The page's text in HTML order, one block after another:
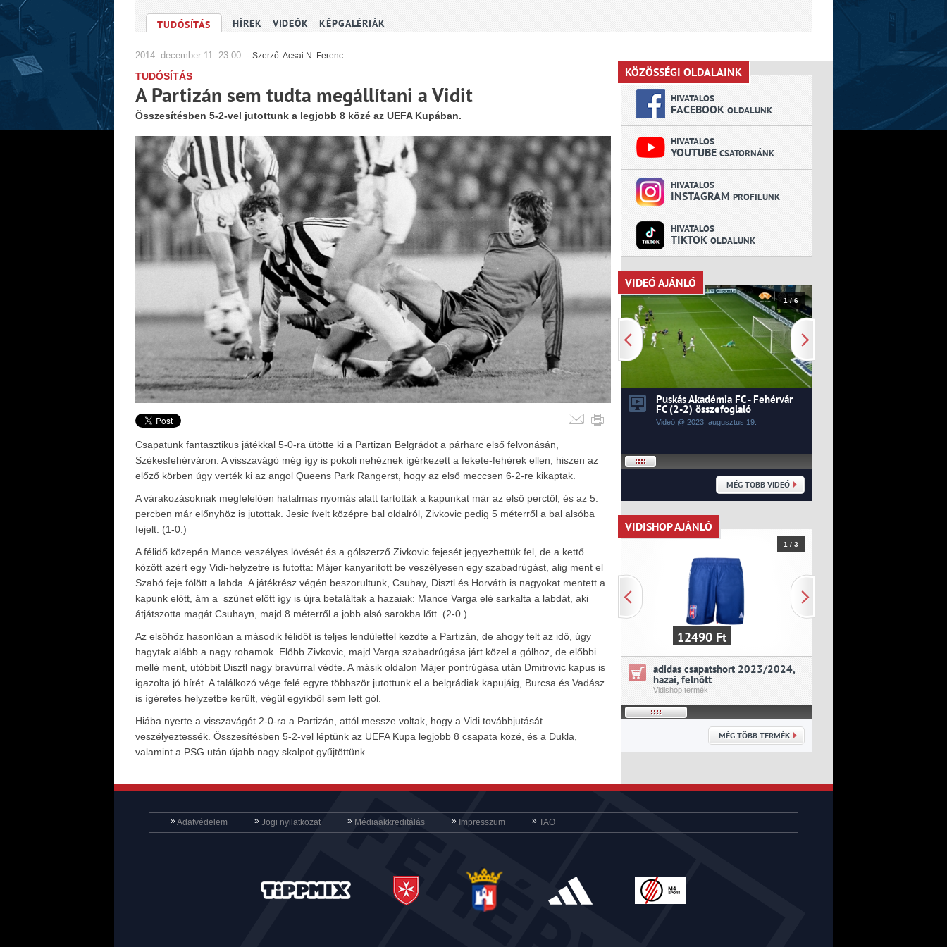
TUDÓSÍTÁS HÍREK VIDEÓK KÉPGALÉRIÁK
2014. december 11. 23:00 - Szerző: Acsai N. Ferenc -
TUDÓSÍTÁS
A Partizán sem tudta megállítani a Vidit
Összesítésben 5-2-vel jutottunk a legjobb 8 közé az UEFA Kupában.
Csapatunk fantasztikus játékkal 5-0-ra ütötte ki a Partizan Belgrádot a párharc első felvonásán,
Székesfehérváron. A visszavágó még így is pokoli nehéznek ígérkezett a fekete-fehérek ellen, hiszen az
előző körben úgy verték ki az angol Queens Park Rangerst, hogy az első meccsen 6-2-re kikaptak.
A várakozásoknak megfelelően hatalmas nyomás alatt tartották a kapunkat már az első perctől, és az 5.
percben már előnyhöz is jutottak. Jesic ívelt középre bal oldalról, Zivkovic pedig 5 méterről a bal alsóba
fejelt. (1-0.)
A félidő közepén Mance veszélyes lövését és a gólszerző Zivkovic fejesét jegyezhettük fel, de a kettő
között azért egy Vidi-helyzetre is futotta: Májer kanyarított be veszélyesen egy szabadrúgást, alig ment el
Szabó feje fölött a labda. A játékrész végén beszorultunk, Csuhay, Disztl és Horváth is nagyokat mentett a
kapunk előtt, ám a szünet előtt így is újra betaláltak a hazaiak: Mance Varga elé sarkalta a labdát, aki
átjátszotta magát Csuhayn, majd 8 méterről a jobb alsó sarokba lőtt. (2-0.)
Az elsőhöz hasonlóan a második félidőt is teljes lendülettel kezdte a Partizán, de ahogy telt az idő, úgy
hagytak alább a nagy rohamok. Előbb Zivkovic, majd Varga szabadrúgása járt közel a gólhoz, de előbbi
mellé ment, utóbbit Disztl nagy bravúrral védte. A másik oldalon Májer pontrúgása után Dmitrovic kapus is
igazolta jó hírét. A találkozó vége felé egyre többször jutottunk el a belgrádiak kapujáig, Burcsa és Vadász
is ígéretes helyzetbe került, végül egyikből sem lett gól.
Hiába nyerte a visszavágót 2-0-ra a Partizán, attól messze voltak, hogy a Vidi továbbjutását
veszélyeztessék. Összesítésben 5-2-vel léptünk az UEFA Kupa legjobb 8 csapata közé, és a Dukla,
valamint a PSG után újabb nagy skalpot gyűjtöttünk.
KÖZÖSSÉGI OLDALAINK
KÖZÖSSÉGI OLDALAINK
HIVATALOS
FACEBOOK OLDALUNK
HIVATALOS
YOUTUBE CSATORNÁNK
HIVATALOS
INSTAGRAM PROFILUNK
HIVATALOS
TIKTOK OLDALUNK
VIDEÓ AJÁNLÓ
VIDEÓ AJÁNLÓ
1 / 6
Puskás Akadémia FC - Fehérvár
FC (2-2) összefoglaló
Videó @ 2023. augusztus 19.
MÉG TÖBB VIDEÓ
VIDISHOP AJÁNLÓ
VIDISHOP AJÁNLÓ
1 / 3
12490 Ft
adidas csapatshort 2023/2024,
hazai, felnőtt
Vidishop termék
MÉG TÖBB TERMÉK
»Adatvédelem » Jogi nyilatkozat » Médiaakkreditálás » Impresszum » TAO